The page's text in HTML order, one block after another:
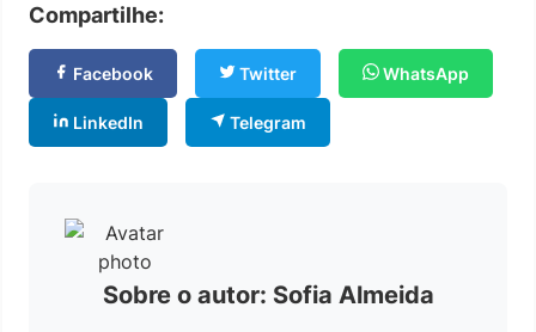
Compartilhe:
Facebook Twitter WhatsApp
LinkedIn Telegram
Sobre o autor: Sofia Almeida